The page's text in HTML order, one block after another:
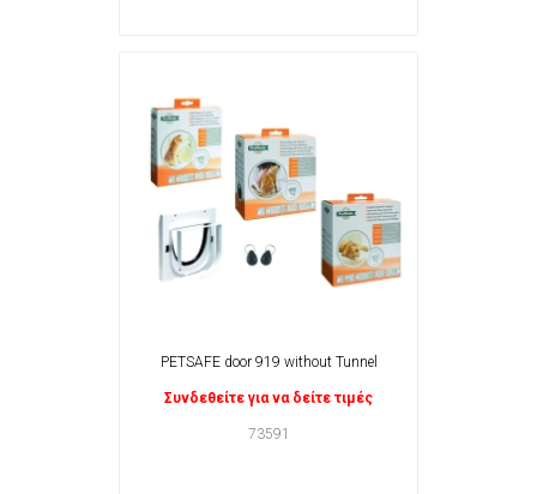
PETSAFE door 919 without Tunnel
Συνδεθείτε για να δείτε τιμές
73591